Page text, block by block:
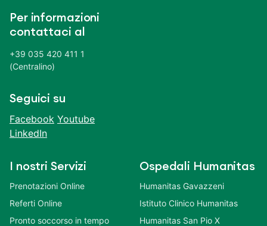
Per informazioni
contattaci al
+39 035 420 411 1
(Centralino)
Seguici su
Facebook Youtube
LinkedIn
I nostri Servizi
Prenotazioni Online
Referti Online
Pronto soccorso in tempo
Ospedali Humanitas
Humanitas Gavazzeni
Istituto Clinico Humanitas
Humanitas San Pio X